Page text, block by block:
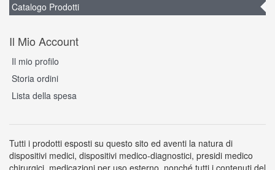
Catalogo Prodotti
Il Mio Account
Il mio profilo
Storia ordini
Lista della spesa
Tutti i prodotti esposti su questo sito ed aventi la natura di
dispositivi medici, dispositivi medico-diagnostici, presidi medico